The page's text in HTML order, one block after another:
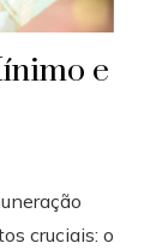
e
cruciais: o